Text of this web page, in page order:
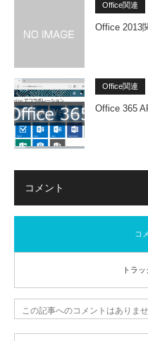
Office関連
Office 2013
Office関連
Office 365
コメント
コ
トラ
この記事へのコメントはありませ